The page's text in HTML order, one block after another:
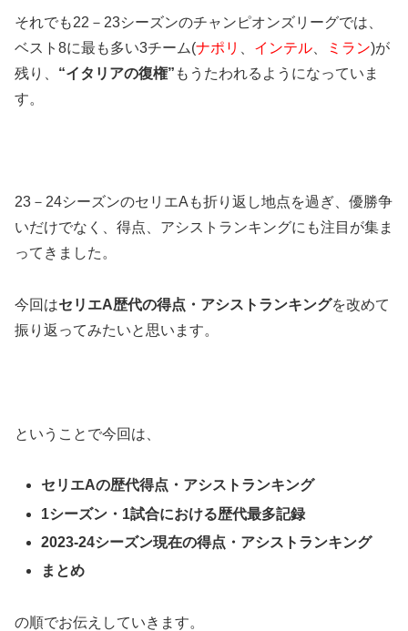
それでも22－23シーズンのチャンピオンズリーグでは、
ベスト8に最も多い3チーム(ナポリ インテル ミラン)が
残り、 “イタリアの復権” もうたわれるようになっていま
す。
23－24シーズンのセリエAも折り返し地点を過ぎ、優勝争
いだけでなく、得点、アシストランキングにも注目が集ま
ってきました。
今回はセリエA歴代の得点・アシストランキングを改めて
振り返ってみたいと思います。
ということで今回は、
セリエAの歴代得点・アシストランキング
1シーズン・1試合における歴代最多記録
2023-24シーズン現在の得点・アシストランキング
まとめ
の順でお伝えしていきます。